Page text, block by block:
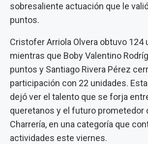
sobresaliente actuación que le
puntos.
Cristofer Arriola Olvera obtuvo 124
mientras que Boby Valentino
puntos y Santiago Rivera Pérez
participación con 22 unidades.
dejó ver el talento que se forja
queretanos y el futuro prometedor
Charrería, en una categoría que
actividades este viernes.